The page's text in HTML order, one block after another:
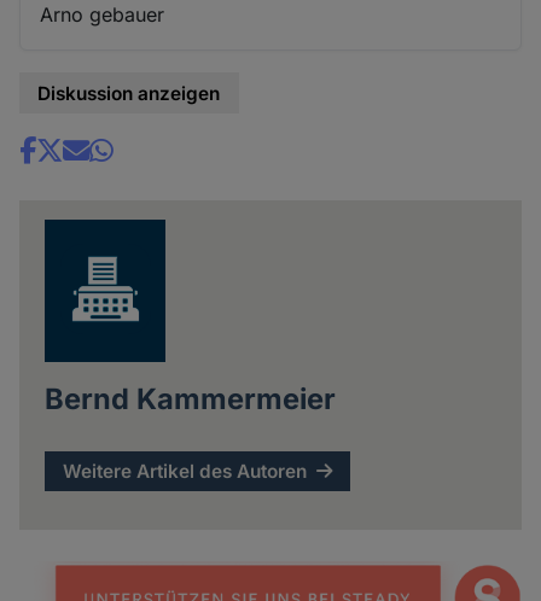
Arno gebauer
Diskussion anzeigen
Share
Bernd Kammermeier
Weitere Artikel des Autoren